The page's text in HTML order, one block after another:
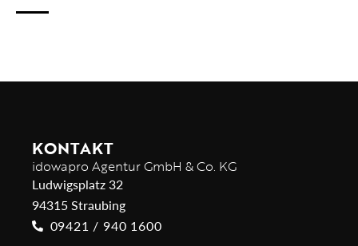
KONTAKT
idowapro Agentur GmbH & Co. KG
Ludwigsplatz 32
94315 Straubing
09421 / 940 1600